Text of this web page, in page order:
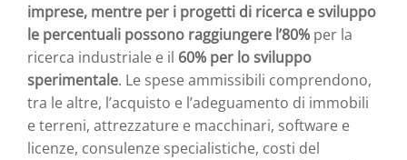
imprese, mentre per i progetti di ricerca e sviluppo
le percentuali possono raggiungere l’80% per la
ricerca industriale e il 60% per lo sviluppo
sperimentale. Le spese ammissibili comprendono,
tra le altre, l’acquisto e l’adeguamento di immobili
e terreni, attrezzature e macchinari, software e
licenze, consulenze specialistiche, costi del